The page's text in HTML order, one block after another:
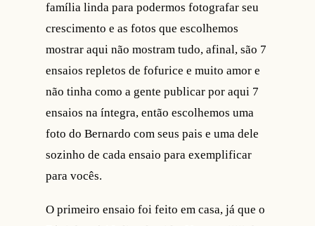
família linda para podermos fotografar seu
crescimento e as fotos que escolhemos
mostrar aqui não mostram tudo, afinal, são 7
ensaios repletos de fofurice e muito amor e
não tinha como a gente publicar por aqui 7
ensaios na íntegra, então escolhemos uma
foto do Bernardo com seus pais e uma dele
sozinho de cada ensaio para exemplificar
para vocês.
O primeiro ensaio foi feito em casa, já que o